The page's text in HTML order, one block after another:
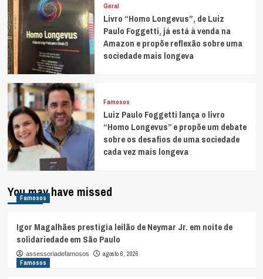
Geral
Livro “Homo Longevus”, de Luiz
Paulo Foggetti, já está à venda na
Amazon e propõe reflexão sobre uma
sociedade mais longeva
Famosos
Luiz Paulo Foggetti lança o livro
“Homo Longevus” e propõe um debate
sobre os desafios de uma sociedade
cada vez mais longeva
You may have missed
Famosos
Igor Magalhães prestigia leilão de Neymar Jr. em noite de
solidariedade em São Paulo
assessoriadefamosos
agosto 6, 2026
Famosos